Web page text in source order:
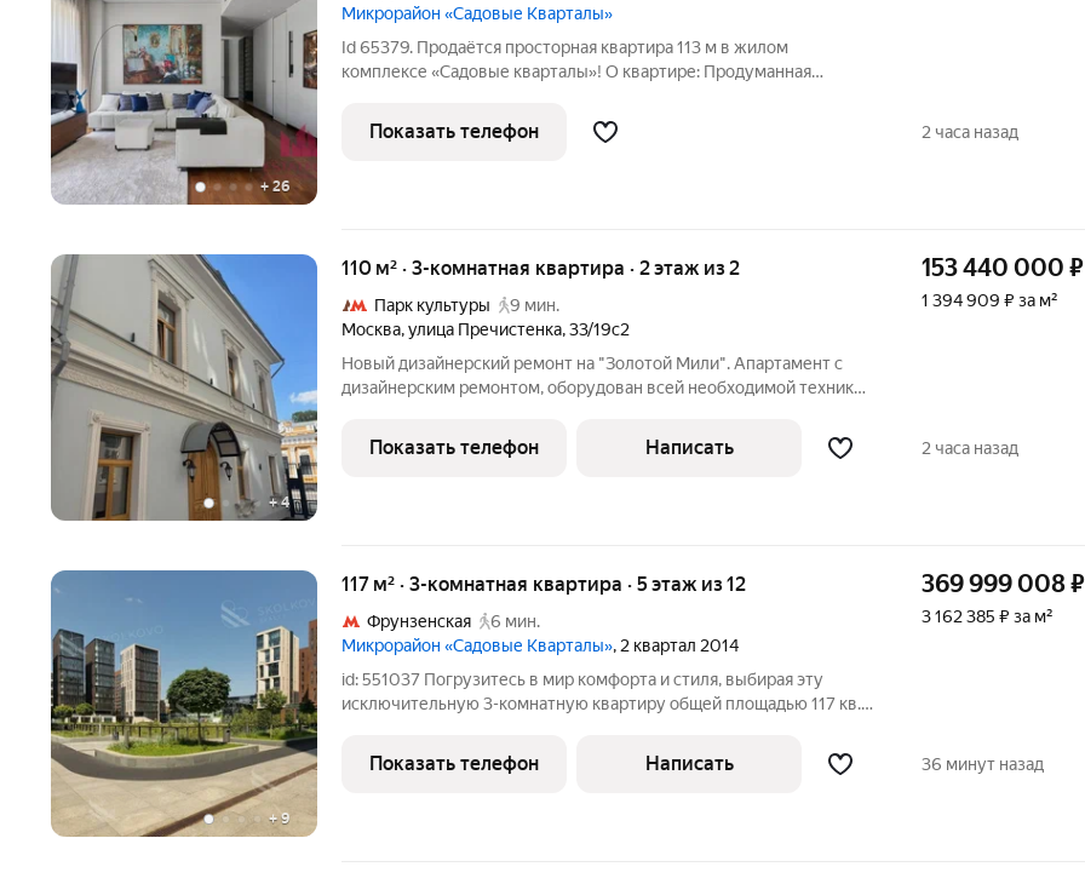
+26
Микрорайон «Садовые Кварталы»
Id 65379. Продаётся просторная квартира 113 м в жилом
комплексе «Садовые кварталы»! О квартире: Продуманная
одна из которых с собственной гардеробной, просторная кухня-
гостиная удобное и
Показать телефон 2 часа назад
+4
110 м² · 3-комнатная квартира · 2 этаж из 2
Парк культуры
9 мин.
Москва,улица Пречистенка,33/19с2
Новый дизайнерский ремонт на "Золотой Мили". Апартамент с
дизайнерским ремонтом, оборудован всей необходимой техникой
окон открывается вид в уютный дворик. 2-х этажный
исторический
153 440 000 ₽
1 394 909 ₽ за м²
Показать телефон Написать 2 часа назад
+ 9
117 м² · 3-комнатная квартира · 5 этаж из 12
Фрунзенская
6 мин.
Микрорайон «Садовые Кварталы», 2 квартал 2014
id: 551037 Погрузитесь в мир комфорта и стиля, выбирая эту
исключительную 3-комнатную квартиру общей площадью 117 кв.
захватывающим видом на утренние отражения солнца в пруду.
Квартира
369 999 008₽
3 162 385 ₽ за м²
Показать телефон Написать 36 минут назад